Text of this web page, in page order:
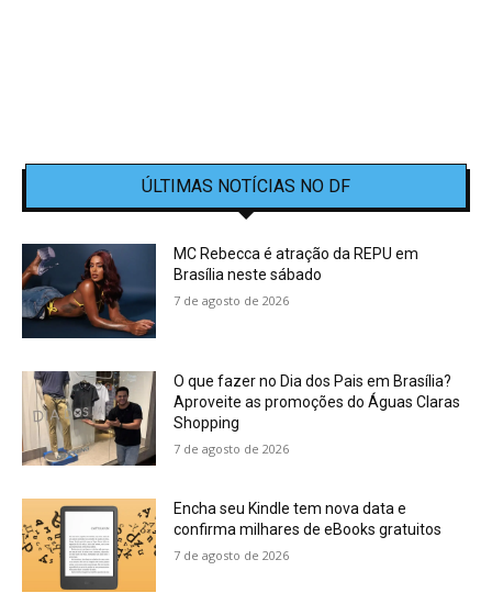
ÚLTIMAS NOTÍCIAS NO DF
MC Rebecca é atração da REPU em
Brasília neste sábado
7 de agosto de 2026
O que fazer no Dia dos Pais em Brasília?
Aproveite as promoções do Águas Claras
Shopping
7 de agosto de 2026
Encha seu Kindle tem nova data e
confirma milhares de eBooks gratuitos
7 de agosto de 2026